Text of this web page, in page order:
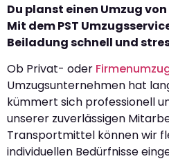
Du planst einen Umzug
Mit dem PST
Beiladung schnell und
Ob Privat- oder
Umzugsunternehmen hat
kümmert sich professionell
unserer zuverlässigen
Transportmittel können wir
individuellen Bedürfnisse